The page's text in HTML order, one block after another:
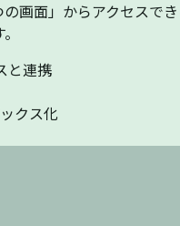
画面」からアクセスで
と連携
クス化